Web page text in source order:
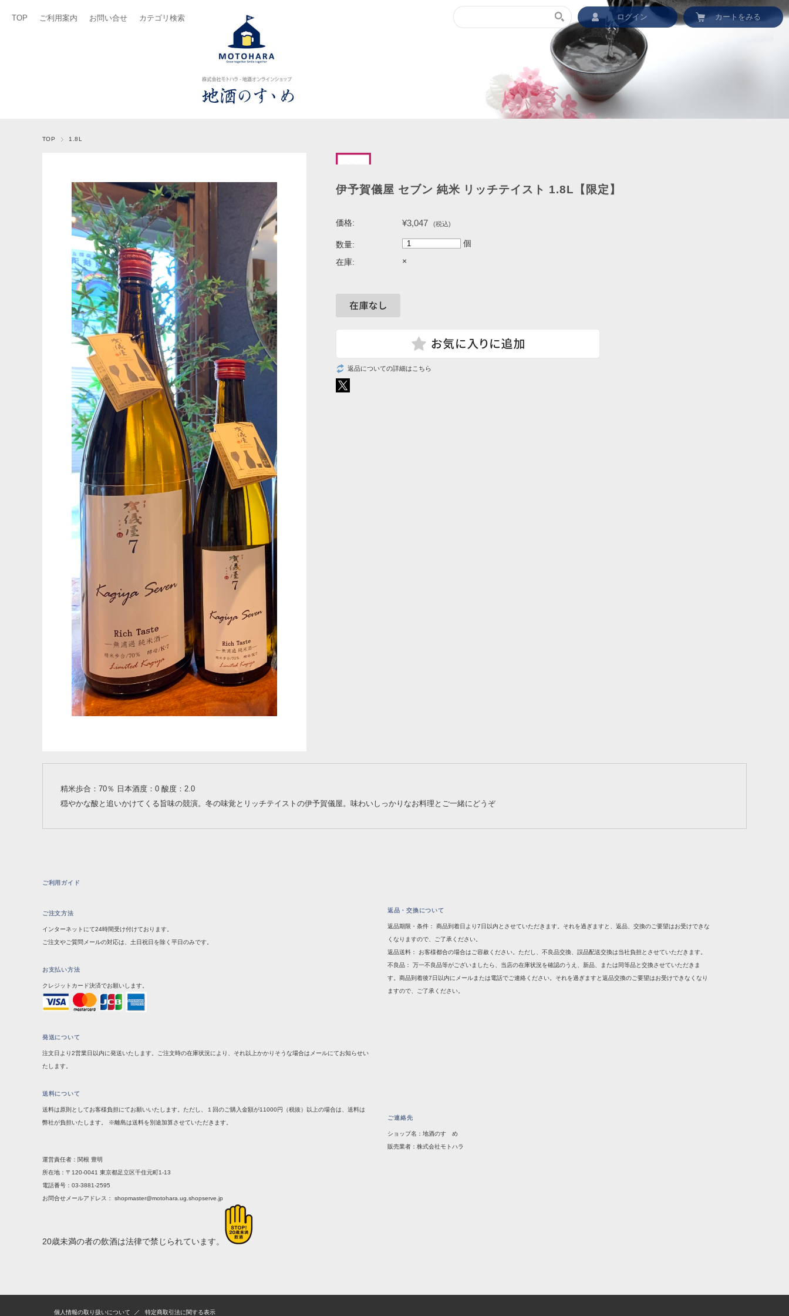
ログイン カートをみる
TOP ご利用案内 お問い合せ カテゴリ検索
TOP 1.8L
伊予賀儀屋 セブン 純米 リッチテイスト 1.8L【限定】
価格: ¥3,047 (税込)
数量: 個
在庫: ×
返品についての詳細はこちら
精米歩合：70％ 日本酒度：0 酸度：2.0
穏やかな酸と追いかけてくる旨味の競演。冬の味覚とリッチテイストの伊予賀儀屋。味わいしっかりなお料理とご一緒にどうぞ
ご利用ガイド
ご注文方法
インターネットにて24時間受け付けております。
ご注文やご質問メールの対応は、土日祝日を除く平日のみです。
お支払い方法
クレジットカード決済でお願いします。
発送について
注文日より2営業日以内に発送いたします。ご注文時の在庫状況により、それ以上かかりそうな場合はメールにてお知らせい
たします。
送料について
送料は原則としてお客様負担にてお願いいたします。ただし、１回のご購入金額が11000円（税抜）以上の場合は、送料は
弊社が負担いたします。 ※離島は送料を別途加算させていただきます。
返品・交換について
返品期限・条件： 商品到着日より7日以内とさせていただきます。それを過ぎますと、返品、交換のご要望はお受けできな
くなりますので、ご了承ください。
返品送料： お客様都合の場合はご容赦ください。ただし、不良品交換、誤品配送交換は当社負担とさせていただきます。
不良品： 万一不良品等がございましたら、当店の在庫状況を確認のうえ、新品、または同等品と交換させていただきま
す。商品到着後7日以内にメールまたは電話でご連絡ください。それを過ぎますと返品交換のご要望はお受けできなくなり
ますので、ご了承ください。
ご連絡先
ショップ名：地酒のすゝめ
販売業者：株式会社モトハラ
運営責任者：関根 豊明
所在地：〒120-0041 東京都足立区千住元町1-13
電話番号：03-3881-2595
お問合せメールアドレス： shopmaster@motohara.ug.shopserve.jp
20歳未満の者の飲酒は法律で禁じられています。
個人情報の取り扱いについて 特定商取引法に関する表示